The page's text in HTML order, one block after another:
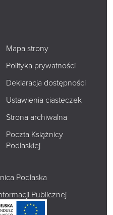
Mapa strony
Polityka prywatności
Deklaracja dostępności
Ustawienia ciasteczek
Strona archiwalna
Poczta Książnicy
Podlaskiej
Podlaska